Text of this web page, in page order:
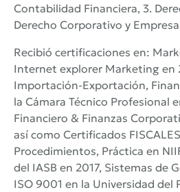
Contabilidad Financiera, 3.
Derecho Corporativo y
Recibió certificaciones en:
Internet explorer Marketing en
Importación-Exportación,
la Cámara Técnico Profesional
Financiero & Finanzas
así como Certificados
Procedimientos, Práctica en
del IASB en 2017, Sistemas de
ISO 9001 en la Universidad del